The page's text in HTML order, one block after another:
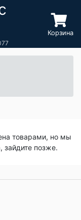
Корзина
товарами, но мы
зайдите позже.